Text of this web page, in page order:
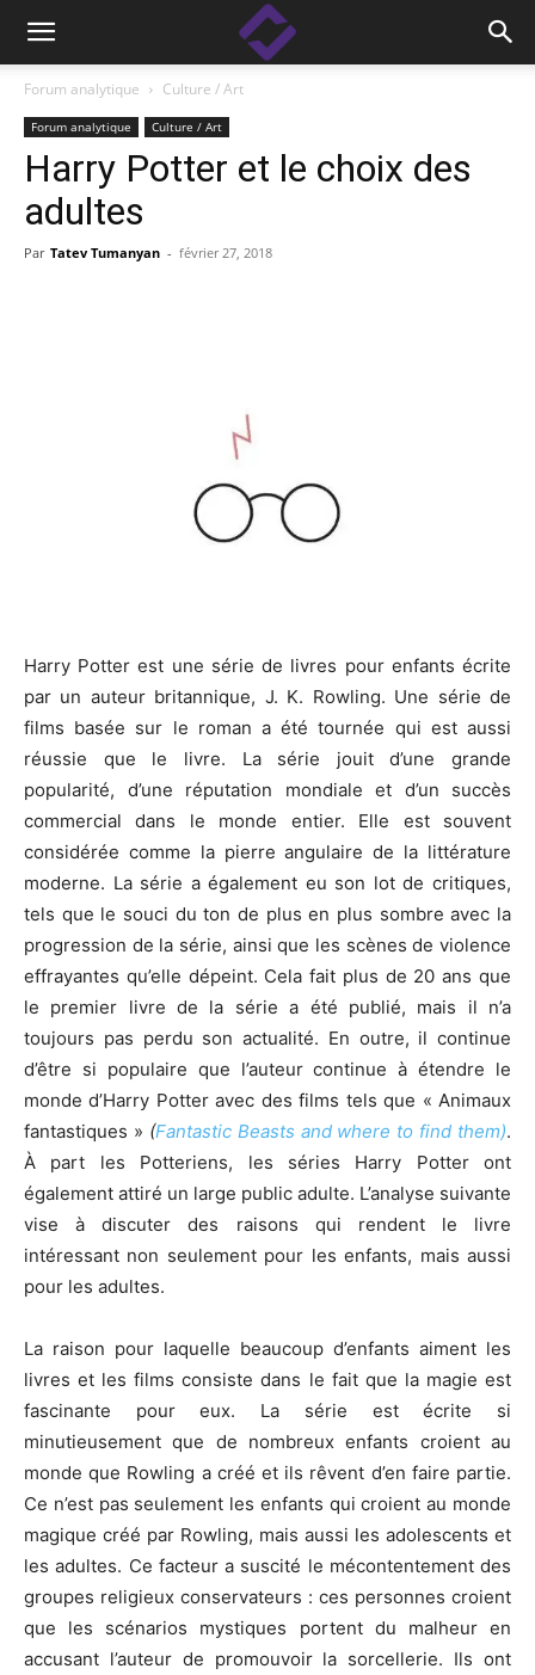
Forum analytique Culture / Art
Forum analytique Culture / Art
Harry Potter et le choix des
adultes
Par Tatev Tumanyan - février 27, 2018
Harry Potter est une série de livres pour enfants écrite
par un auteur britannique, J. K. Rowling. Une série de
films basée sur le roman a été tournée qui est aussi
réussie que le livre. La série jouit d’une grande
popularité, d’une réputation mondiale et d’un succès
commercial dans le monde entier. Elle est souvent
considérée comme la pierre angulaire de la littérature
moderne. La série a également eu son lot de critiques,
tels que le souci du ton de plus en plus sombre avec la
progression de la série, ainsi que les scènes de violence
effrayantes qu’elle dépeint. Cela fait plus de 20 ans que
le premier livre de la série a été publié, mais il n’a
toujours pas perdu son actualité. En outre, il continue
d’être si populaire que l’auteur continue à étendre le
monde d’Harry Potter avec des films tels que « Animaux
fantastiques » (Fantastic Beasts and where to find them).
À part les Potteriens, les séries Harry Potter ont
également attiré un large public adulte. L’analyse suivante
vise à discuter des raisons qui rendent le livre
intéressant non seulement pour les enfants, mais aussi
pour les adultes.
La raison pour laquelle beaucoup d’enfants aiment les
livres et les films consiste dans le fait que la magie est
fascinante pour eux. La série est écrite si
minutieusement que de nombreux enfants croient au
monde que Rowling a créé et ils rêvent d’en faire partie.
Ce n’est pas seulement les enfants qui croient au monde
magique créé par Rowling, mais aussi les adolescents et
les adultes. Ce facteur a suscité le mécontentement des
groupes religieux conservateurs : ces personnes croient
que les scénarios mystiques portent du malheur en
accusant l’auteur de promouvoir la sorcellerie. Ils ont